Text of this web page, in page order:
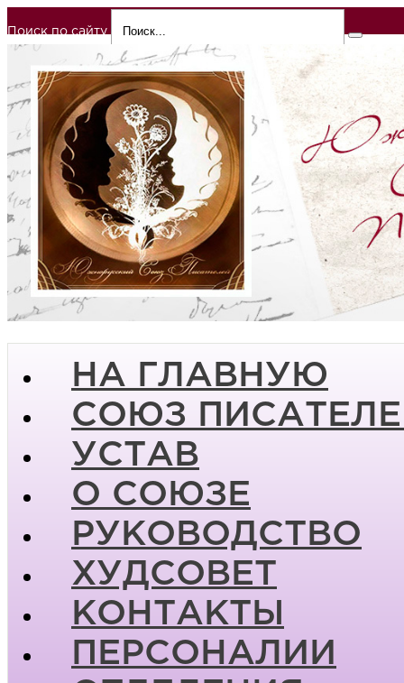
Поиск по сайту
НА ГЛАВНУЮ
СОЮЗ
УСТАВ
О СОЮЗЕ
РУКОВОДСТВО
ХУДСОВЕТ
КОНТАКТЫ
ПЕРСОНАЛИИ